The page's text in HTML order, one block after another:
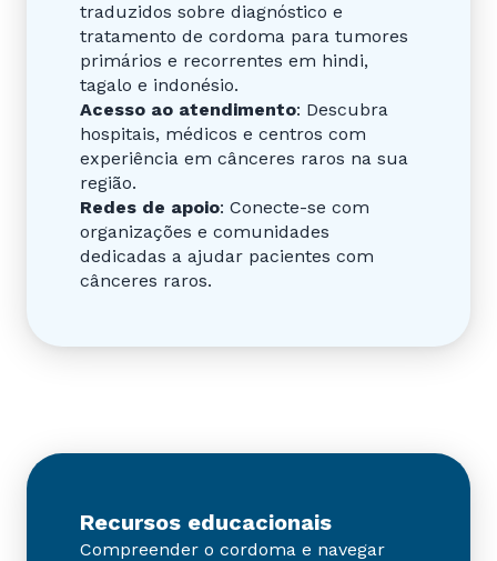
traduzidos sobre diagnóstico e
tratamento de cordoma para tumores
primários e recorrentes em hindi,
tagalo e indonésio.
Acesso ao atendimento: Descubra
hospitais, médicos e centros com
experiência em cânceres raros na sua
região.
Redes de apoio: Conecte-se com
organizações e comunidades
dedicadas a ajudar pacientes com
cânceres raros.
Recursos educacionais
Compreender o cordoma e navegar